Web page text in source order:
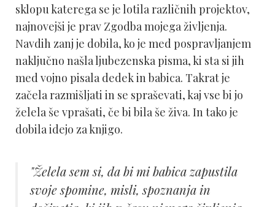
sklopu katerega se je lotila različnih projektov,
najnovejši je prav Zgodba mojega življenja.
Navdih zanj je dobila, ko je med pospravljanjem
naključno našla ljubezenska pisma, ki sta si jih
med vojno pisala dedek in babica. Takrat je
začela razmišljati in se spraševati, kaj vse bi jo
želela še vprašati, če bi bila še živa. In tako je
dobila idejo za knjigo.
"Želela sem si, da bi mi babica zapustila
svoje spomine, misli, spoznanja in